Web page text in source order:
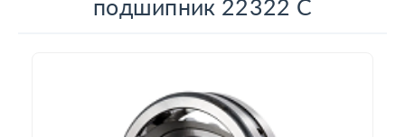
подшипник 22322 C